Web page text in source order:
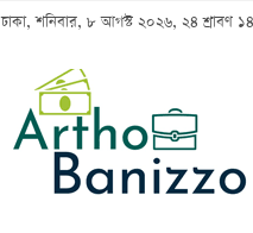
ঢাকা, শনিবার, ৮ আগস্ট ২০২৬, ২৪ শ্রাবণ